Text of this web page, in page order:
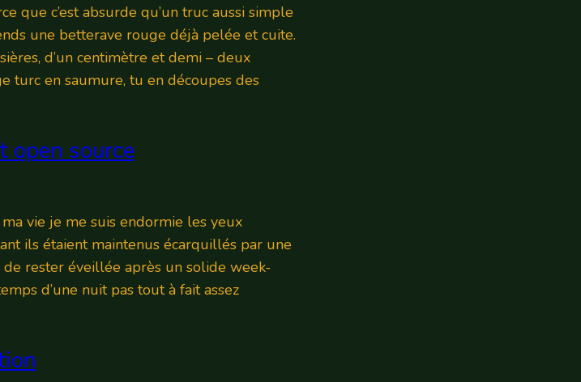
que c’est absurde qu’un truc aussi simple
une betterave rouge déjà pelée et cuite.
d’un centimètre et demi – deux
turc en saumure, tu en découpes des
open source
vie je me suis endormie les yeux
ils étaient maintenus écarquillés par une
rester éveillée après un solide week-
d’une nuit pas tout à fait assez